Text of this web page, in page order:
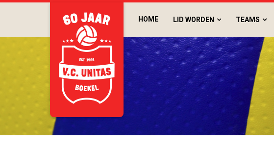
HOME LID WORDEN TEAMS